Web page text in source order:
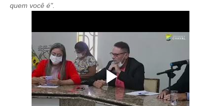
quem você é".